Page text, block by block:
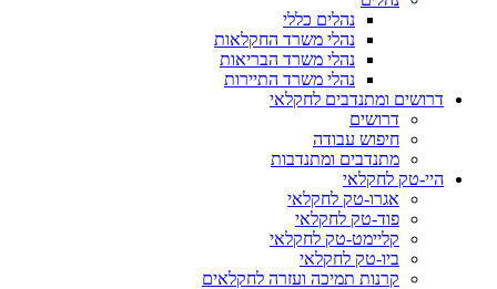
נהלים כללי
נהלי משרד החקלאות
נהלי משרד הבריאות
נהלי משרד התיירות
דרושים ומתנדבים לחקלאי
דרושים
חיפוש עבודה
מתנדבים ומתנדבות
היי-טק לחקלאי
אגרו-טק לחקלאי
פוד-טק לחקלאי
קליימט-טק לחקלאי
ביו-טק לחקלאי
קרנות תמיכה ועזרה לחקלאים